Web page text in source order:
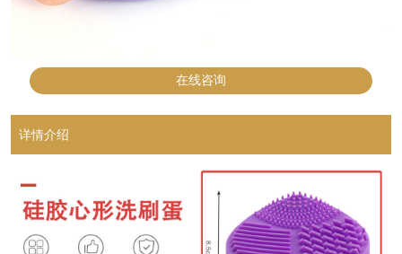
在线咨询
详情介绍